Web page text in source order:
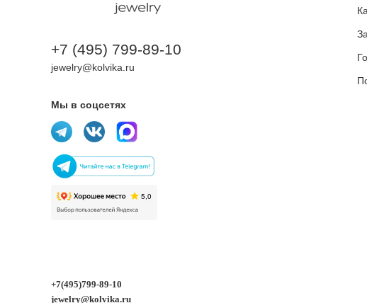
+7 (495) 799-89-10
jewelry@kolvika.ru
Мы в соцсетях
+7(495)799-89-10
jewelry@kolvika.ru